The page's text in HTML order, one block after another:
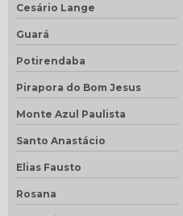
Cesário Lange
Guará
Potirendaba
Pirapora do Bom Jesus
Monte Azul Paulista
Santo Anastácio
Elias Fausto
Rosana